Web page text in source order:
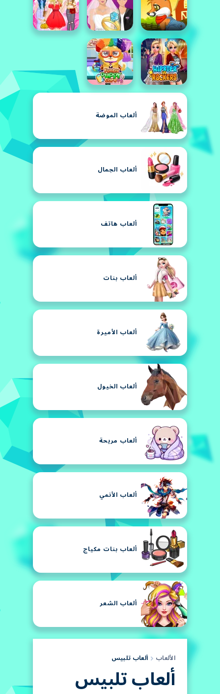
ألعاب الموضة
ألعاب الجمال
ألعاب هاتف
ألعاب بنات
ألعاب الأميرة
ألعاب الخيول
ألعاب مريحة
ألعاب الأنمي
ألعاب بنات مكياج
ألعاب الشعر
الألعاب ألعاب تلبيس
ألعاب تلبيس